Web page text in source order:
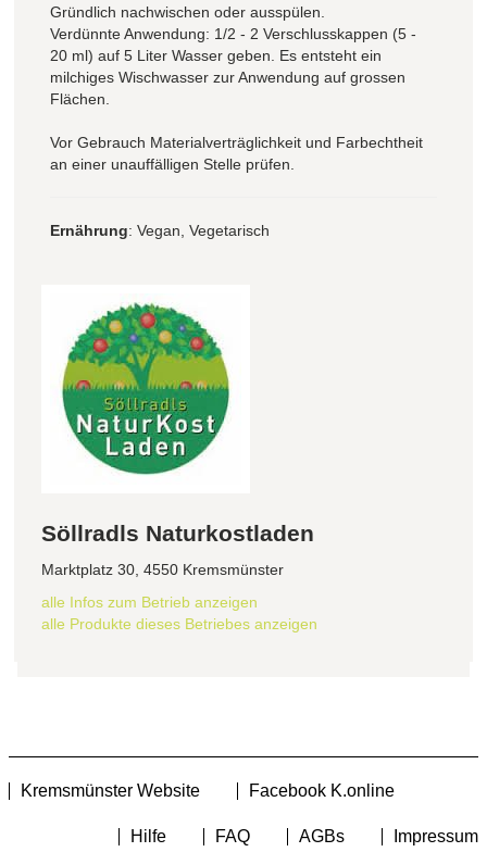
Gründlich nachwischen oder ausspülen.
Verdünnte Anwendung: 1/2 - 2 Verschlusskappen (5 -
20 ml) auf 5 Liter Wasser geben. Es entsteht ein
milchiges Wischwasser zur Anwendung auf grossen
Flächen.
Vor Gebrauch Materialverträglichkeit und Farbechtheit
an einer unauffälligen Stelle prüfen.
Ernährung: Vegan, Vegetarisch
Söllradls Naturkostladen
Marktplatz 30, 4550 Kremsmünster
alle Infos zum Betrieb anzeigen
alle Produkte dieses Betriebes anzeigen
Kremsmünster Website Facebook K.online
Hilfe FAQ AGBs Impressum